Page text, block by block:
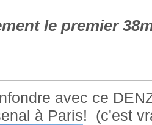
le premier
avec ce
à Paris! (c'est